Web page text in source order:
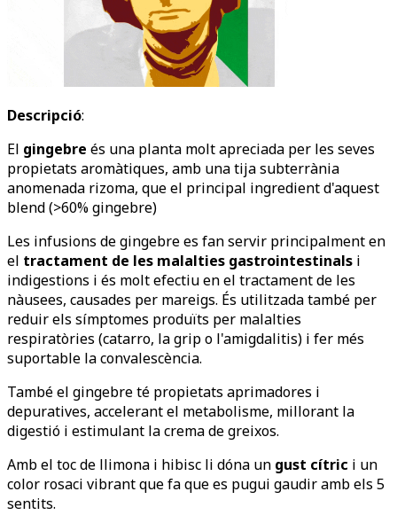
Descripció:
El gingebre és una planta molt apreciada per les seves
propietats aromàtiques, amb una tija subterrània
anomenada rizoma, que el principal ingredient d'aquest
blend (>60% gingebre)
Les infusions de gingebre es fan servir principalment en
el tractament de les malalties gastrointestinals i
indigestions i és molt efectiu en el tractament de les
nàusees, causades per mareigs. És utilitzada també per
reduir els símptomes produïts per malalties
respiratòries (catarro, la grip o l'amigdalitis) i fer més
suportable la convalescència.
També el gingebre té propietats aprimadores i
depuratives, accelerant el metabolisme, millorant la
digestió i estimulant la crema de greixos.
Amb el toc de llimona i hibisc li dóna un gust cítric i un
color rosaci vibrant que fa que es pugui gaudir amb els 5
sentits.